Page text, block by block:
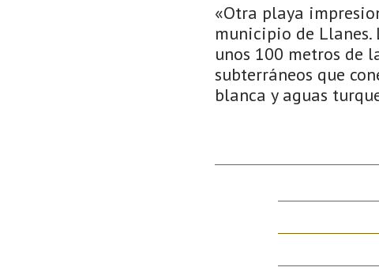
«Otra playa
municipio de Llanes.
unos 100 metros de
subterráneos que
blanca y aguas